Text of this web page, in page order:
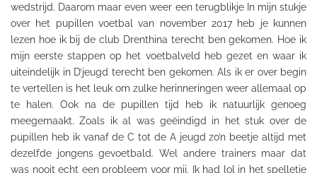
wedstrijd. Daarom maar even weer een terugblikjeIn mijn stukje
over het pupillen voetbal van november 2017 heb je kunnen
lezen hoe ik bij de club Drenthina terecht ben gekomen. Hoe ik
mijn eerste stappen op het voetbalveld heb gezet en waar ik
uiteindelijk in D’jeugd terecht ben gekomen. Als ik er over begin
te vertellen is het leuk om zulke herinneringen weer allemaal op
te halen. Ook na de pupillen tijd heb ik natuurlijk genoeg
meegemaakt. Zoals ik al was geëindigd in het stuk over de
pupillen heb ik vanaf de C tot de A jeugd zo’n beetje altijd met
dezelfde jongens gevoetbald. Wel andere trainers maar dat
was nooit echt een probleem voor mij. Ik had lol in het spelletje